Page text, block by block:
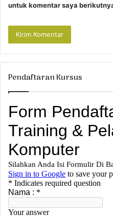
untuk komentar saya
Pendaftaran Kursus